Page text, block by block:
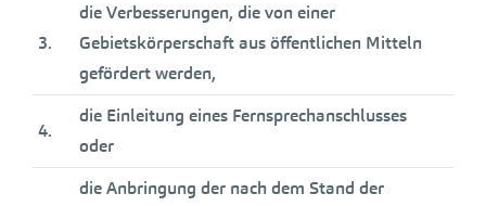
3.
die Verbesserungen, die von einer
Gebietskörperschaft aus öffentlichen Mitteln
gefördert werden,
4.
die Einleitung eines Fernsprechanschlusses
oder
die Anbringung der nach dem Stand der